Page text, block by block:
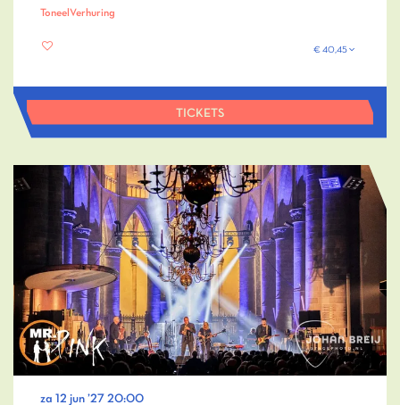
Toneel Verhuring
€ 40,45
TICKETS
za 12 jun ’27 20:00